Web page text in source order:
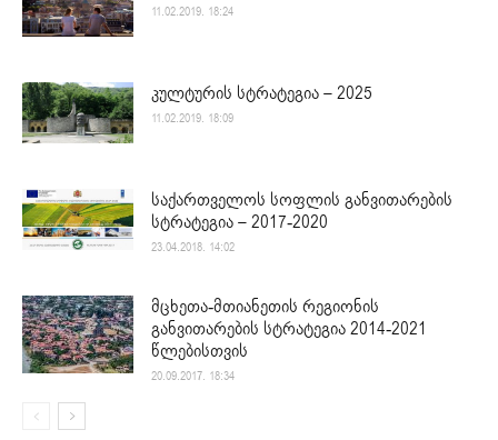
11.02.2019. 18:24
კულტურის სტრატეგია – 2025
11.02.2019. 18:09
საქართველოს სოფლის განვითარების
სტრატეგია – 2017-2020
23.04.2018. 14:02
მცხეთა-მთიანეთის რეგიონის
განვითარების სტრატეგია 2014-2021
წლებისთვის
20.09.2017. 18:34